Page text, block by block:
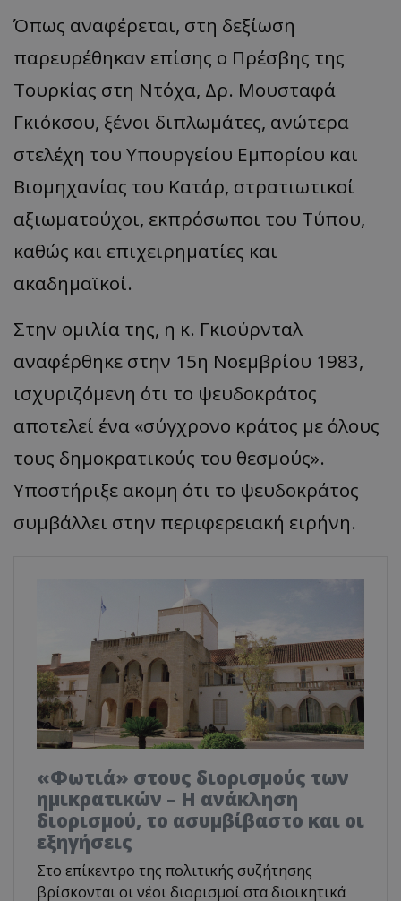
Όπως αναφέρεται, στη δεξίωση
παρευρέθηκαν επίσης ο Πρέσβης της
Τουρκίας στη Ντόχα, Δρ. Μουσταφά
Γκιόκσου, ξένοι διπλωμάτες, ανώτερα
στελέχη του Υπουργείου Εμπορίου και
Βιομηχανίας του Κατάρ, στρατιωτικοί
αξιωματούχοι, εκπρόσωποι του Τύπου,
καθώς και επιχειρηματίες και
ακαδημαϊκοί.
Στην ομιλία της, η κ. Γκιούρνταλ
αναφέρθηκε στην 15η Νοεμβρίου 1983,
ισχυριζόμενη ότι το ψευδοκράτος
αποτελεί ένα «σύγχρονο κράτος με όλους
τους δημοκρατικούς του θεσμούς».
Υποστήριξε ακομη ότι το ψευδοκράτος
συμβάλλει στην περιφερειακή ειρήνη.
«Φωτιά» στους διορισμούς των
ημικρατικών – Η ανάκληση
διορισμού, το ασυμβίβαστο και οι
εξηγήσεις
Στο επίκεντρο της πολιτικής συζήτησης
βρίσκονται οι νέοι διορισμοί στα διοικητικά